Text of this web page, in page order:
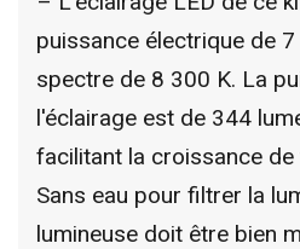
puissance électrique de
spectre de 8 300 K. La
l'éclairage est de 344
facilitant la croissance
Sans eau pour filtrer la
lumineuse doit être bien